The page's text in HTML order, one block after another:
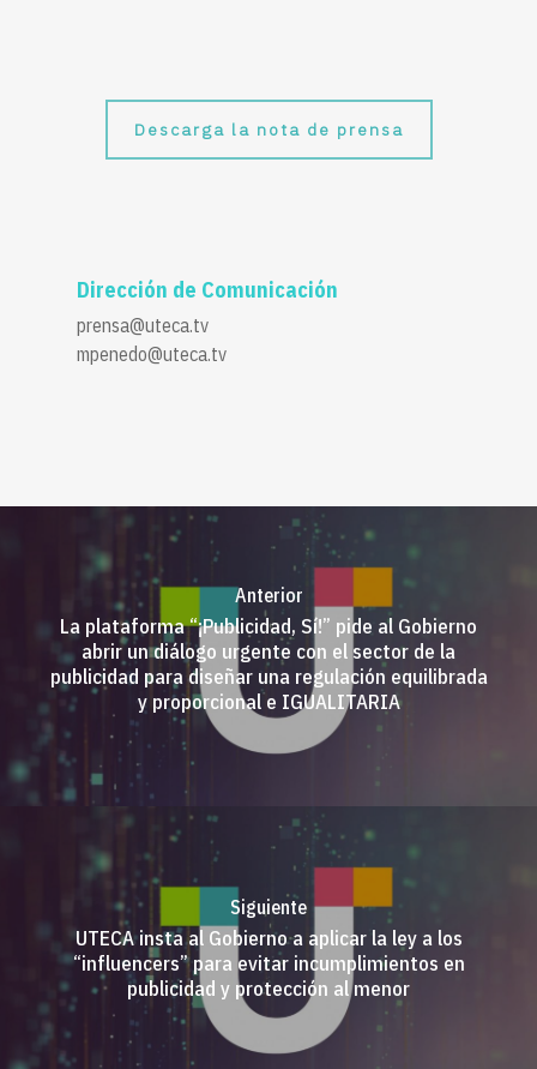
Descarga la nota de prensa
Dirección de Comunicación
prensa@uteca.tv
mpenedo@uteca.tv
Anterior
La plataforma “¡Publicidad, Sí!” pide al Gobierno
abrir un diálogo urgente con el sector de la
publicidad para diseñar una regulación equilibrada
y proporcional e IGUALITARIA
Siguiente
UTECA insta al Gobierno a aplicar la ley a los
“influencers” para evitar incumplimientos en
publicidad y protección al menor